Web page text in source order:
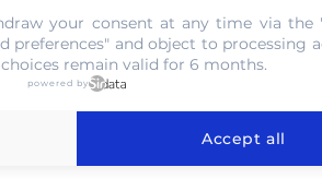
dans le 78
your consent at any time via the
preferences" and object to processing
remain valid for 6 months.
powered by
Accept all